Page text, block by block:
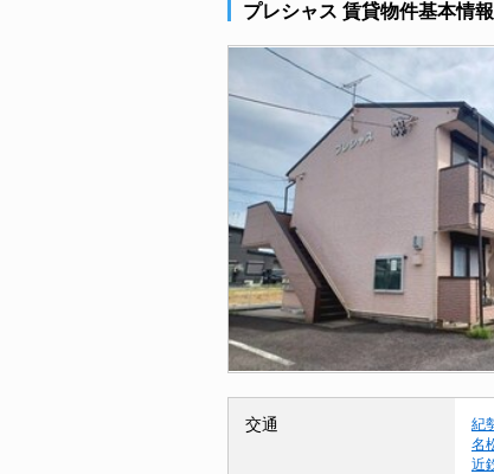
プレシャス 賃貸物件基本情報
交通 紀
名
近